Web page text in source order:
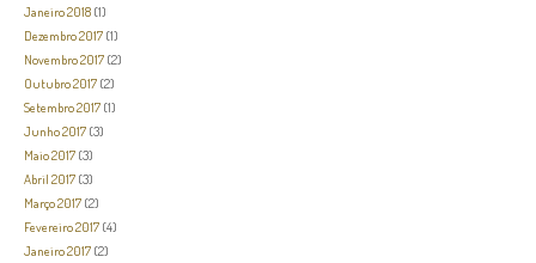
Janeiro 2018 (1)
Dezembro 2017 (1)
Novembro 2017 (2)
Outubro 2017 (2)
Setembro 2017 (1)
Junho 2017 (3)
Maio 2017 (3)
Abril 2017 (3)
Março 2017 (2)
Fevereiro 2017 (4)
Janeiro 2017 (2)